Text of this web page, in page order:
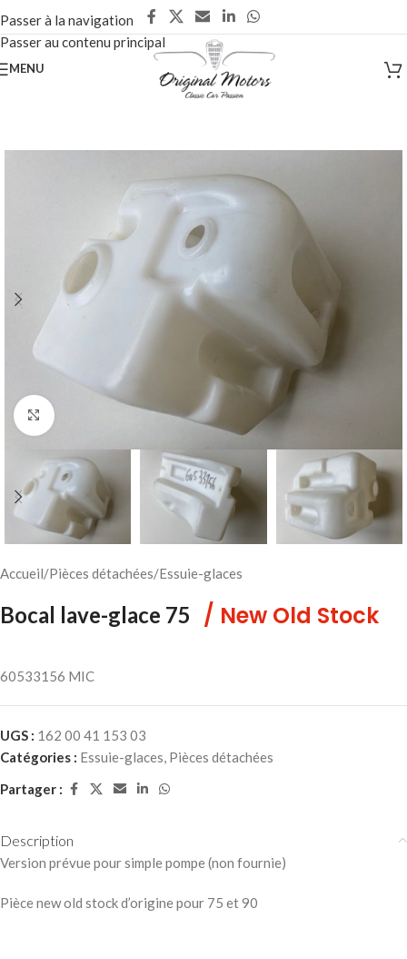
Passer à la navigation
Passer au contenu principal
MENU
Cliquez pour agrandir
Accueil/Pièces détachées/Essuie-glaces
Bocal lave-glace 75 / New Old Stock
60533156 MIC
UGS : 162 00 41 153 03
Catégories : Essuie-glaces, Pièces détachées
Partager :
Description
Version prévue pour simple pompe (non fournie)
Pièce new old stock d’origine pour 75 et 90